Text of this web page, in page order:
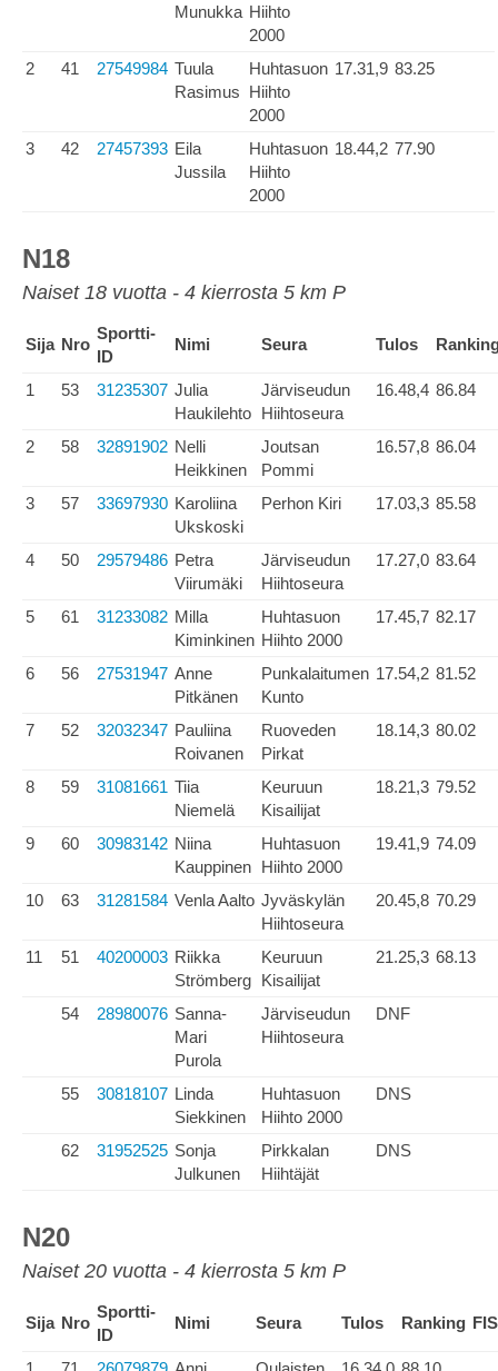
Munukka Hiihto
2000
2 41 27549984 Tuula
Rasimus
Huhtasuon
Hiihto
2000
17.31,9 83.25
3 42 27457393 Eila
Jussila
Huhtasuon
Hiihto
2000
18.44,2 77.90
N18
Naiset 18 vuotta - 4 kierrosta 5 km P
Sija Nro
Sportti-
ID
Nimi Seura Tulos
1 53 31235307 Julia
Haukilehto
Järviseudun
Hiihtoseura
16.48,4 86.84
2 58 32891902 Nelli
Heikkinen
Joutsan
Pommi
16.57,8 86.04
3 57 33697930 Karoliina
Ukskoski
Perhon Kiri 17.03,3 85.58
4 50 29579486 Petra
Viirumäki
Järviseudun
Hiihtoseura
17.27,0 83.64
5 61 31233082 Milla
Kiminkinen
Huhtasuon
Hiihto 2000
17.45,7 82.17
6 56 27531947 Anne
Pitkänen
Punkalaitumen
Kunto
17.54,2 81.52
7 52 32032347 Pauliina
Roivanen
Ruoveden
Pirkat
18.14,3 80.02
8 59 31081661 Tiia
Niemelä
Keuruun
Kisailijat
18.21,3 79.52
9 60 30983142 Niina
Kauppinen
Huhtasuon
Hiihto 2000
19.41,9 74.09
10 63 31281584 Venla Aalto Jyväskylän
Hiihtoseura
20.45,8 70.29
11 51 40200003 Riikka
Strömberg
Keuruun
Kisailijat
21.25,3 68.13
54 28980076 Sanna-
Mari
Purola
Järviseudun
Hiihtoseura
DNF
55 30818107 Linda
Siekkinen
Huhtasuon
Hiihto 2000
DNS
62 31952525 Sonja
Julkunen
Pirkkalan
Hiihtäjät
DNS
N20
Naiset 20 vuotta - 4 kierrosta 5 km P
Sija Nro
Sportti-
ID
Nimi Seura Tulos Ranking FIS